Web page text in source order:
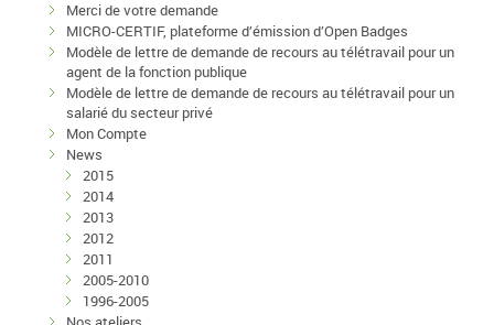
Merci de votre demande
MICRO-CERTIF, plateforme d’émission d’Open Badges
Modèle de lettre de demande de recours au télétravail pour un
agent de la fonction publique
Modèle de lettre de demande de recours au télétravail pour un
salarié du secteur privé
Mon Compte
News
2015
2014
2013
2012
2011
2005-2010
1996-2005